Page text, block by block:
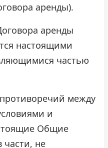
аренды).
аренды
настоящими
частью
между
и
Общие
части, не